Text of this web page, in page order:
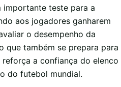
importante teste para a
aos jogadores ganharem
o desempenho da
que também se prepara para
a confiança do elenco
do futebol mundial.